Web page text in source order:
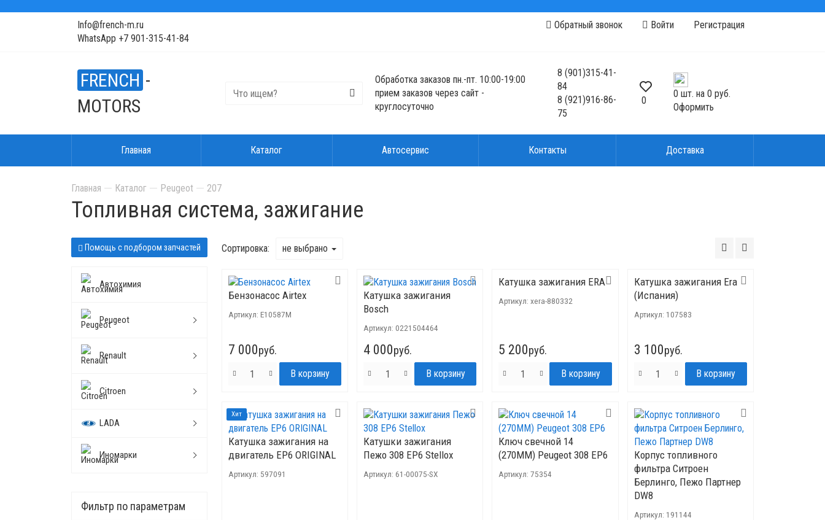
Info@french-m.ru
WhatsApp +7 901-315-41-84
Обратный звонок Войти Регистрация
FRENCH -
MOTORS
Обработка заказов пн.-пт. 10:00-19:00
прием заказов через сайт -
круглосуточно
8(901)315-41-
84
8(921)916-86-
75
0
0 шт. на 0 руб.
Оформить
Главная Каталог Автосервис Контакты Доставка
Главная Каталог Peugeot 207
Топливная система, зажигание
Помощь с подбором запчастей
Автохимия
Peugeot
Renault
Citroen
LADA
Иномарки
Фильтр по параметрам
Сортировка: не выбрано
Бензонасос Airtex
Артикул: E10587M
7 000руб.
Катушка зажигания
Bosch
Артикул: 0221504464
4 000руб.
Катушка зажигания ERA
Артикул:xera-880332
5 200руб.
Катушка зажигания Era
(Испания)
Артикул: 107583
3 100руб.
Хит
Катушка зажигания на
двигатель ЕР6 ORIGINAL
Артикул: 597091
Катушки зажигания
Пежо 308 EP6 Stellox
Артикул: 61-00075-SX
Ключ свечной 14
(270ММ) Peugeot 308 EP6
Артикул:75354
Корпус топливного
фильтра Ситроен
Берлинго, Пежо Партнер
DW8
Артикул: 191144